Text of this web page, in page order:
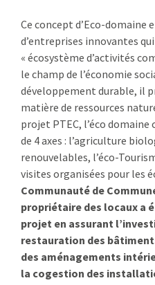
Ce concept d’Eco-domaine
d’entreprises innovantes
« écosystème d’activités
le champ de l’économie
développement durable, il
matière de ressources
projet PTEC, l’éco
de 4 axes : l’agriculture
renouvelables, l’éco-
visites organisées pour les
Communauté de
propriétaire des locaux a
projet en assurant
restauration des
des aménagements
la cogestion des